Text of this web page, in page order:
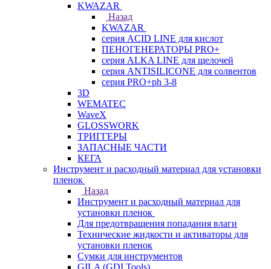
KWAZAR
Назад
KWAZAR
серия ACID LINE для кислот
ПЕНОГЕНЕРАТОРЫ PRO+
серия ALKA LINE для щелочей
серия ANTISILICONE для солвентов
серия PRO+ph 3-8
3D
WEMATEC
WaveX
GLOSSWORK
ТРИГГЕРЫ
ЗАПАСНЫЕ ЧАСТИ
КЕГА
Инструмент и расходный материал для установки
пленок
Назад
Инструмент и расходный материал для
установки пленок
Для предотвращения попадания влаги
Технические жидкости и активаторы для
установки пленок
Сумки для инструментов
GILA (GDI Tools)